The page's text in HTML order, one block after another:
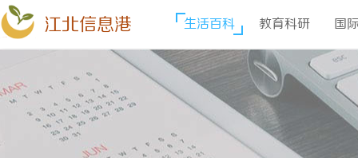
江北信息港 生活百科 教育科研 国